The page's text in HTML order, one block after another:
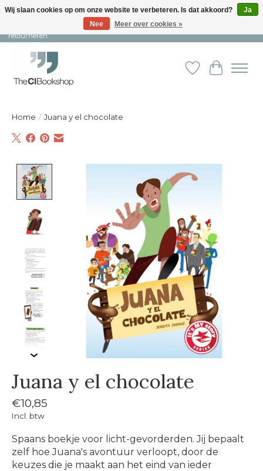
Snelle levering en persoonlijke service ︱ Niet goed? Geld terug! ︱ Gratis
retourneren.
Verlanglijst
Home / Juana y el chocolate
Product image slideshow Items
Juana y el chocolate
€10,85
Incl. btw
Spaans boekje voor licht-gevorderden. Jij bepaalt
zelf hoe Juana's avontuur verloopt, door de
keuzes die je maakt aan het eind van ieder
Wij slaan cookies op om onze website te verbeteren. Is dat akkoord?
Ja
Nee
Meer over cookies »